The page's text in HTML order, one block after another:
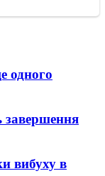
одного
вибуху в